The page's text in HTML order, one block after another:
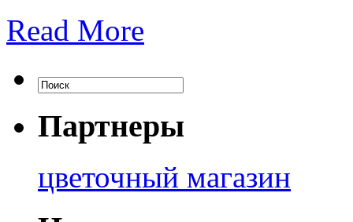
Read More
Партнеры
цветочный магазин